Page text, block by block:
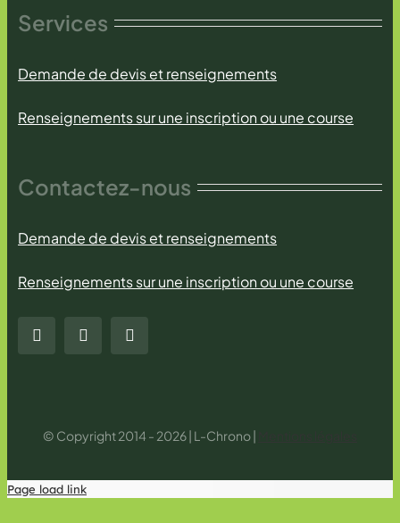
Services
Demande de devis et renseignements
Renseignements sur une inscription ou une course
Contactez-nous
Demande de devis et renseignements
Renseignements sur une inscription ou une course
© Copyright 2014 - 2026 | L-Chrono |
Page load link